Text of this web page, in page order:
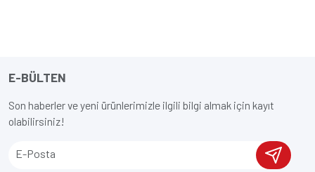
E-BÜLTEN
Son haberler ve yeni ürünlerimizle ilgili bilgi almak için kayıt
olabilirsiniz!